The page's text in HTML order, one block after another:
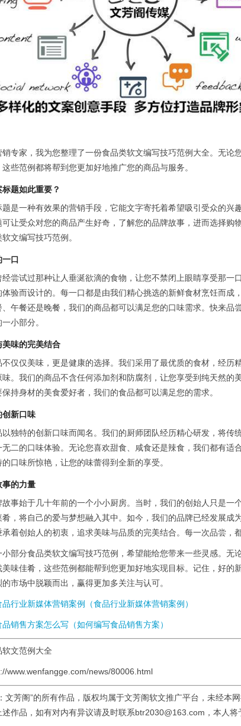
销专家，我为您整理了一份食品类软文编写技巧范例大全。无论
些范例都将帮到您更加好地推广您的商品与服务。
题如此重要？
题是一种有效果的营销手段，它能文字寄托着希望吸引受众的兴
可让受众对您的商品产生好奇，了解您的品牌故事，进而选择购
文编写技巧范例。
口
尝试过那种让人垂涎欲滴的食物，让您不禁闭上眼睛享受那一
验而设计的。每一口都是由我们精心挑选的新鲜食材烹饪而成
午餐还是晚餐，我们的商品都可以满足您的口味需求。快来品
小部分。
味的完美结合
不仅仅美味，更是健康的选择。我们采用了最优质的食材，经历
味。我们的商品不含任何添加剂和防腐剂，让您享受到纯天然的
持身材的美食爱好者，我们的食品都可以满足您的需求。
创新口味
以独特的创新口味而闻名。我们的厨师团队经历精心研发，将传
二的口味体验。无论您喜欢甜食、咸食还是辣食，我们都有适
口味所惊艳，让您的味蕾得到全新的享受。
事的力量
事始于几十年前的一个小小厨房。当时，我们的创始人只是一
，将自己的爱与梦想融入其中。如今，我们的品牌已经发展成
着创始人的初衷，追求美味与品质的完美结合。每一次品尝，
小部分食品类软文编写技巧范例，希望能给您带来一些灵感。无
美味佳肴，这些范例都能帮到您更加好地实现目标。记住，好的
市场中脱颖而出，赢得更加多关注与认可。
品行业新媒体营销案例（食品行业新媒体营销案例）
品销售方案怎么写（如何编写食品销售方案）
软文范例大全
www.wenfangge.com/news/80006.html
文芳阁”的所有作品，版权均属于文芳阁软文推广平台，未经本
作品，如有对内有异议请及时联系btr2030@163.com，本人将